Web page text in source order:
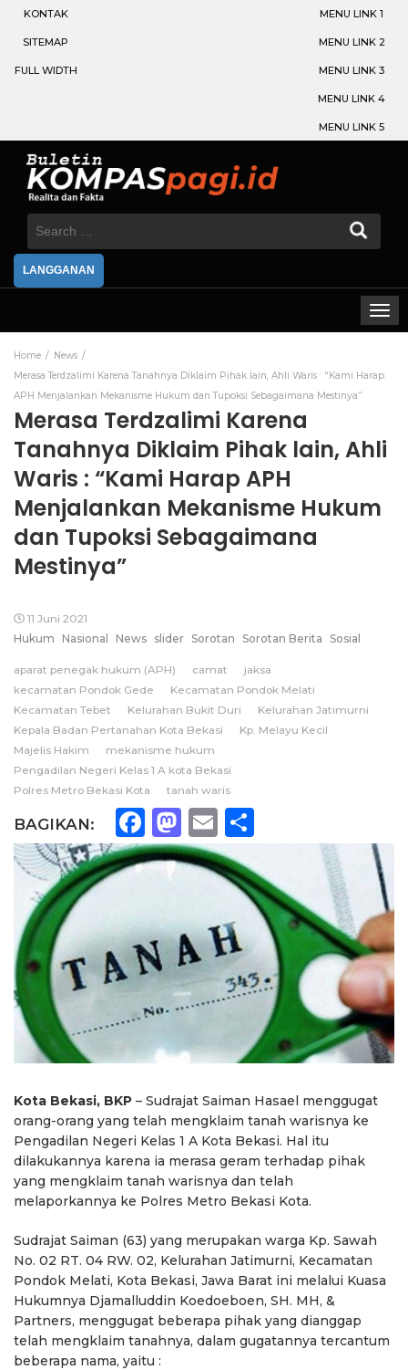
KONTAK
SITEMAP
FULL WIDTH
MENU LINK 1
MENU LINK 2
MENU LINK 3
MENU LINK 4
MENU LINK 5
Search
LANGGANAN
Home
News
Merasa Terdzalimi Karena Tanahnya Diklaim Pihak lain, Ahli Waris : “Kami Harap
APH Menjalankan Mekanisme Hukum dan Tupoksi Sebagaimana Mestinya”
Merasa Terdzalimi Karena
Tanahnya Diklaim Pihak lain, Ahli
Waris : “Kami Harap APH
Menjalankan Mekanisme Hukum
dan Tupoksi Sebagaimana
Mestinya”
11 Juni 2021
Hukum
Nasional News slider Sorotan Sorotan Berita Sosial
aparat penegak hukum (APH) camat
jaksa
kecamatan Pondok Gede
Kecamatan Pondok Melati
Kecamatan Tebet
Kelurahan Bukit Duri
Kelurahan Jatimurni
Kepala Badan Pertanahan Kota Bekasi
Kp. Melayu Kecil
Majelis Hakim
mekanisme hukum
Pengadilan Negeri Kelas 1 A kota Bekasi
Polres Metro Bekasi Kota
tanah waris
BAGIKAN: Facebook
Mastodon
Email
Kota Bekasi, BKP – Sudrajat Saiman Hasael menggugat
orang-orang yang telah mengklaim tanah warisnya ke
Pengadilan Negeri Kelas 1 A Kota Bekasi. Hal itu
dilakukannya karena ia merasa geram terhadap pihak
yang mengklaim tanah warisnya dan telah
melaporkannya ke Polres Metro Bekasi Kota.
Sudrajat Saiman (63) yang merupakan warga Kp. Sawah
No. 02 RT. 04 RW. 02, Kelurahan Jatimurni, Kecamatan
Pondok Melati, Kota Bekasi, Jawa Barat ini melalui Kuasa
Hukumnya Djamalluddin Koedoeboen, SH. MH, &
Partners, menggugat beberapa pihak yang dianggap
telah mengklaim tanahnya, dalam gugatannya tercantum
beberapa nama, yaitu :